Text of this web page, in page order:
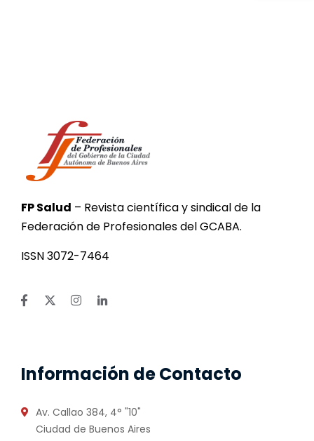
FP Salud – Revista científica y sindical de la
Federación de Profesionales del GCABA.
ISSN 3072-7464
Información de Contacto
Av. Callao 384, 4° "10"
Ciudad de Buenos Aires